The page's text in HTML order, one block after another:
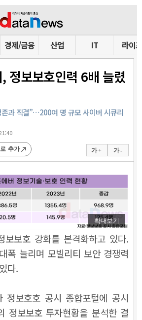
경제/금융 산업 IT 라이프
정보보호인력 6배 늘렸
과 직결”…200여 명 규모 사이버 시큐리
가 + 가 -
추가
확대보기
보보호 강화를 본격화하고 있다.
폭 늘리며 모빌리티 보안 경쟁력
다.
정보호호 공시 종합포털에 공시
정보보호 투자현황을 분석한 결